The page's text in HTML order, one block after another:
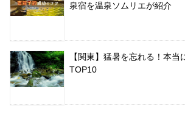
泉宿を温泉ソムリエが紹介
【関東】猛暑を忘れる！本
TOP10